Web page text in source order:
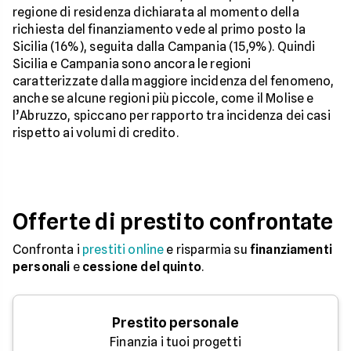
regione di residenza dichiarata al momento della
richiesta del finanziamento vede al primo posto la
Sicilia (16%), seguita dalla Campania (15,9%). Quindi
Sicilia e Campania sono ancora le regioni
caratterizzate dalla maggiore incidenza del fenomeno,
anche se alcune regioni più piccole, come il Molise e
l’Abruzzo, spiccano per rapporto tra incidenza dei casi
rispetto ai volumi di credito.
Offerte di prestito confrontate
Confronta i prestiti online e risparmia su finanziamenti
personali e cessione del quinto.
Prestito personale
Finanzia i tuoi progetti